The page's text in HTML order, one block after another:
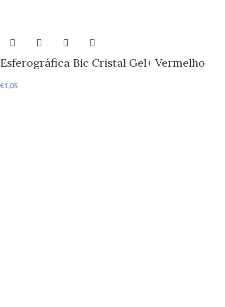
Esferográfica Bic Cristal Gel+ Vermelho
€1,05